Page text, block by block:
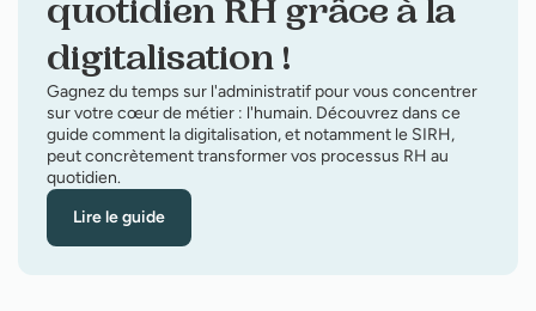
quotidien RH grâce à la
digitalisation !
Gagnez du temps sur l'administratif pour vous concentrer
sur votre cœur de métier : l'humain. Découvrez dans ce
guide comment la digitalisation, et notamment le SIRH,
peut concrètement transformer vos processus RH au
quotidien.
Lire le guide